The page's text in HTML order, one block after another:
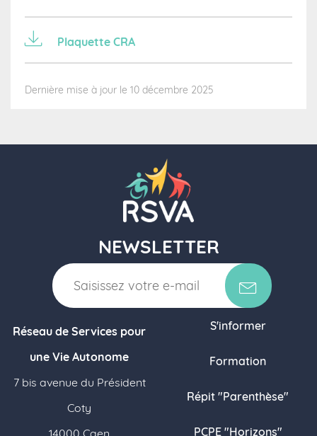
Plaquette CRA
Dernière mise à jour le 10 décembre 2025
NEWSLETTER
Réseau de Services pour
une Vie Autonome
7 bis avenue du Président
Coty
S'informer
Formation
Répit "Parenthèse"
PCPE "Horizons"